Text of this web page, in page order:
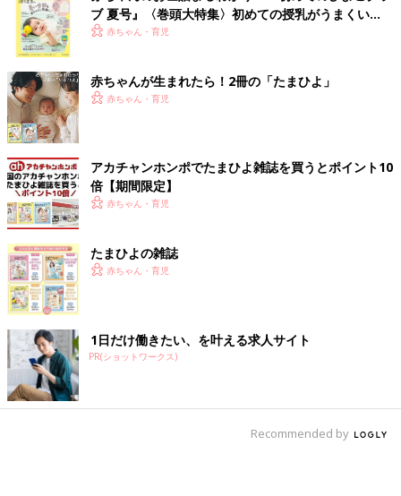
ブ 夏号』〈巻頭大特集〉初めての授乳がうまくい
く！ おっぱい・ミルクの基本と夏のトラブル 解決テ
赤ちゃん・育児
赤ちゃんが生まれたら！2冊の「たまひよ」
赤ちゃん・育児
アカチャンホンポでたまひよ雑誌を買うとポイント10
倍【期間限定】
赤ちゃん・育児
たまひよの雑誌
赤ちゃん・育児
1日だけ働きたい、を叶える求人サイト
PR(ショットワークス)
Recommended by